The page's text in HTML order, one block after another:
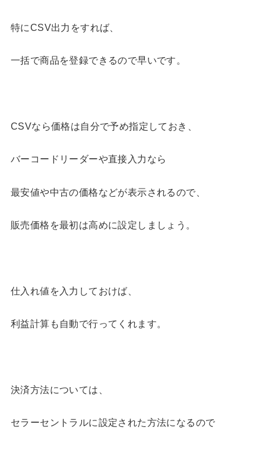
特にCSV出力をすれば、
一括で商品を登録できるので早いです。
CSVなら価格は自分で予め指定しておき、
バーコードリーダーや直接入力なら
最安値や中古の価格などが表示されるので、
販売価格を最初は高めに設定しましょう。
仕入れ値を入力しておけば、
利益計算も自動で行ってくれます。
決済方法については、
セラーセントラルに設定された方法になるので